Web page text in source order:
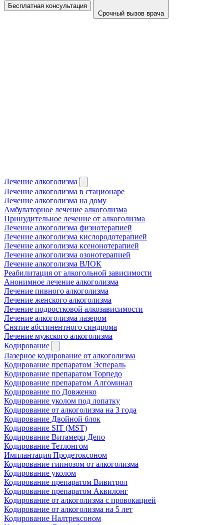
Бесплатная консультация
Срочный вызов врача
Лечение алкоголизма
Лечение алкоголизма в стационаре
Лечение алкоголизма на дому
Амбулаторное лечение алкоголизма
Принудительное лечение от алкоголизма
Лечение алкоголизма физиотерапией
Лечение алкоголизма кислородотерапией
Лечение алкоголизма ксенонотерапией
Лечение алкоголизма озонотерапией
Лечение алкоголизма ВЛОК
Реабилитация от алкогольной зависимости
Анонимное лечение алкоголизма
Лечение пивного алкоголизма
Лечение женского алкоголизма
Лечение подростковой алкозависимости
Лечение алкоголизма лазером
Снятие абстинентного синдрома
Лечение мужского алкоголизма
Кодирование
Лазерное кодирование от алкоголизма
Кодирование препаратом Эспераль
Кодирование препаратом Торпедо
Кодирование препаратом Алгоминал
Кодирование по Довженко
Кодирование уколом под лопатку
Кодирование от алкоголизма на 3 года
Кодирование Двойной блок
Кодирование SIT (MST)
Кодирование Витамерц Депо
Кодирование Тетлонгом
Имплантация Продетоксоном
Кодирование гипнозом от алкоголизма
Кодирование уколом
Кодирование препаратом Вивитрол
Кодирование препаратом Аквилонг
Кодирование от алкоголизма с провокацией
Кодирование от алкоголизма на 5 лет
Кодирование Налтрексоном